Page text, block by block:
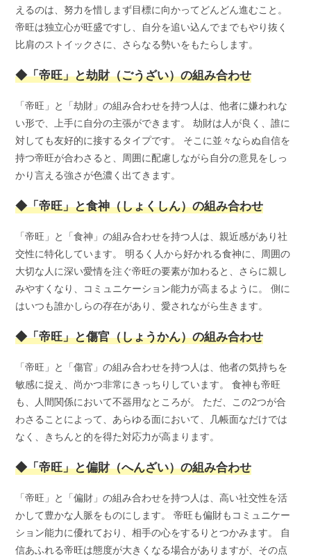
えるのは、努力を惜しまず目標に向かってどんどん進むこと。
帝旺は独立心が旺盛ですし、自分を追い込んでまでもやり抜く
比肩のストイックさに、さらなる勢いをもたらします。
◆「帝旺」と劫財（ごうざい）の組み合わせ
「帝旺」と「劫財」の組み合わせを持つ人は、他者に嫌われな
い形で、上手に自分の主張ができます。 劫財は人が良く、誰に
対しても友好的に接するタイプです。 そこに並々ならぬ自信を
持つ帝旺が合わさると、周囲に配慮しながら自分の意見をしっ
かり言える強さが色濃く出てきます。
◆「帝旺」と食神（しょくしん）の組み合わせ
「帝旺」と「食神」の組み合わせを持つ人は、親近感があり社
交性に特化しています。 明るく人から好かれる食神に、周囲の
大切な人に深い愛情を注ぐ帝旺の要素が加わると、さらに親し
みやすくなり、コミュニケーション能力が高まるように。 側に
はいつも誰かしらの存在があり、愛されながら生きます。
◆「帝旺」と傷官（しょうかん）の組み合わせ
「帝旺」と「傷官」の組み合わせを持つ人は、他者の気持ちを
敏感に捉え、尚かつ非常にきっちりしています。 食神も帝旺
も、人間関係において不器用なところが。 ただ、この2つが合
わさることによって、あらゆる面において、几帳面なだけでは
なく、きちんと的を得た対応力が高まります。
◆「帝旺」と偏財（へんざい）の組み合わせ
「帝旺」と「偏財」の組み合わせを持つ人は、高い社交性を活
かして豊かな人脈をものにします。 帝旺も偏財もコミュニケー
ション能力に優れており、相手の心をするりとつかみます。 自
信あふれる帝旺は態度が大きくなる場合がありますが、その点